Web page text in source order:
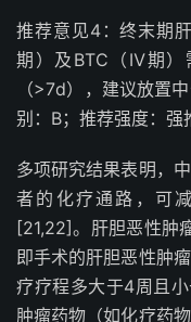
推荐意见4：终末期
期）及 BTC （Ⅳ期
（>7d），建议放置
别： B；推荐强度：强
多项研究结果表明，
者的化疗通路，可
[21,22]。肝胆恶性肿
即手术的肝胆恶性肿
疗疗程多大于4周且
肿瘤药物（如化疗药